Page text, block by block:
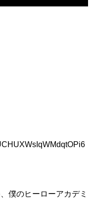
僕のヒーローアカデミ